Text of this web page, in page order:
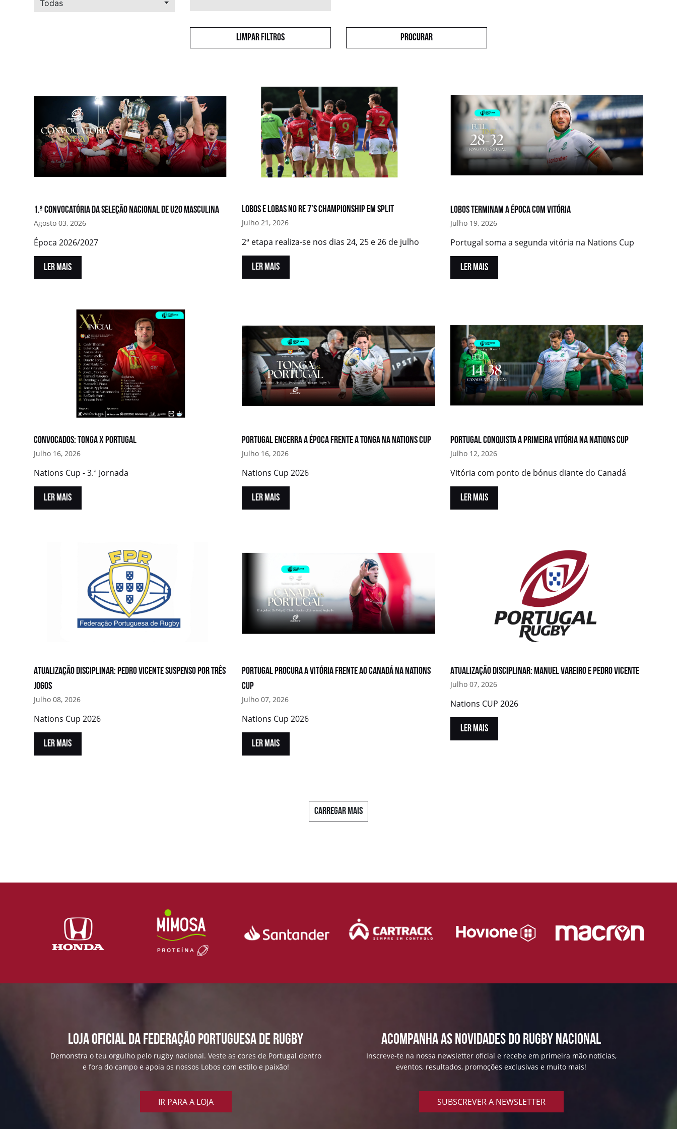
Todas
Limpar filtros Procurar
1.ª convocatória da Seleção Nacional de U20 Masculina
Agosto 03, 2026
Época 2026/2027
LER MAIS
Lobos e Lobas no RE 7’s Championship em Split
Julho 21, 2026
2ª etapa realiza-se nos dias 24, 25 e 26 de julho
LER MAIS
Lobos terminam a época com vitória
Julho 19, 2026
Portugal soma a segunda vitória na Nations Cup
LER MAIS
Convocados: Tonga x Portugal
Julho 16, 2026
Nations Cup - 3.ª Jornada
LER MAIS
Portugal encerra a época frente a Tonga na Nations Cup
Julho 16, 2026
Nations Cup 2026
LER MAIS
Portugal conquista a primeira vitória na Nations Cup
Julho 12, 2026
Vitória com ponto de bónus diante do Canadá
LER MAIS
Atualização disciplinar: Pedro Vicente suspenso por três
jogos
Julho 08, 2026
Nations Cup 2026
LER MAIS
Portugal procura a vitória frente ao Canadá na Nations
Cup
Julho 07, 2026
Nations Cup 2026
LER MAIS
Atualização disciplinar: Manuel Vareiro e Pedro Vicente
Julho 07, 2026
Nations CUP 2026
LER MAIS
CARREGAR MAIS
Loja Oficial da Federação Portuguesa de Rugby
Demonstra o teu orgulho pelo rugby nacional. Veste as cores de Portugal dentro
e fora do campo e apoia os nossos Lobos com estilo e paixão!
IR PARA A LOJA
ACOMPANHA AS NOVIDADES DO RUGBY NACIONAL
Inscreve-te na nossa newsletter oficial e recebe em primeira mão notícias,
eventos, resultados, promoções exclusivas e muito mais!
SUBSCREVER A NEWSLETTER